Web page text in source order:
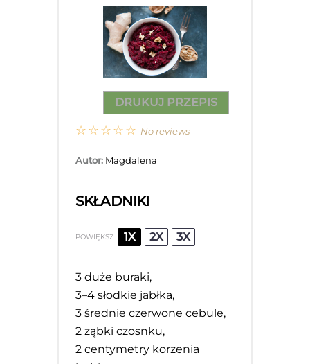
DRUKUJ PRZEPIS
☆
☆
☆
☆
☆ No reviews
Autor: Magdalena
SKŁADNIKI
POWIĘKSZ 1X 2X 3X
3 duże buraki,
3–4 słodkie jabłka,
3 średnie czerwone cebule,
2 ząbki czosnku,
2 centymetry korzenia